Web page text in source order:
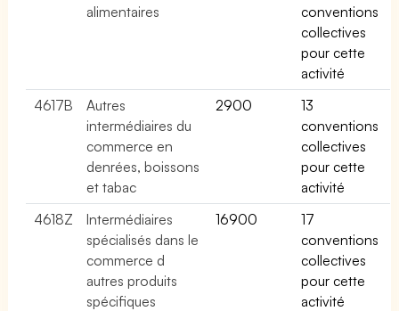
alimentaires
conventions
collectives
pour cette
activité
4617B
Autres
intermédiaires du
commerce en
denrées, boissons
et tabac
2900
13
conventions
collectives
pour cette
activité
4618Z
Intermédiaires
spécialisés dans le
commerce d
autres produits
spécifiques
16900
17
conventions
collectives
pour cette
activité